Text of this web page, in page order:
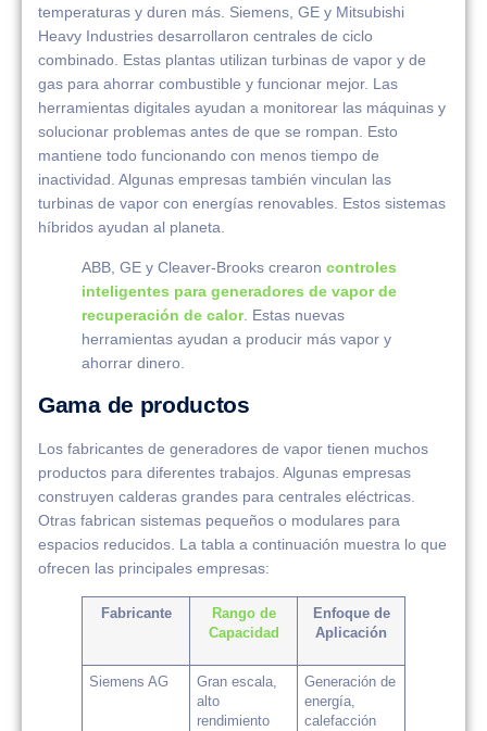
temperaturas y duren más. Siemens, GE y Mitsubishi
Heavy Industries desarrollaron centrales de ciclo
combinado. Estas plantas utilizan turbinas de vapor y de
gas para ahorrar combustible y funcionar mejor. Las
herramientas digitales ayudan a monitorear las máquinas y
solucionar problemas antes de que se rompan. Esto
mantiene todo funcionando con menos tiempo de
inactividad. Algunas empresas también vinculan las
turbinas de vapor con energías renovables. Estos sistemas
híbridos ayudan al planeta.
ABB, GE y Cleaver-Brooks crearon controles
inteligentes para generadores de vapor de
recuperación de calor. Estas nuevas
herramientas ayudan a producir más vapor y
ahorrar dinero.
Gama de productos
Los fabricantes de generadores de vapor tienen muchos
productos para diferentes trabajos. Algunas empresas
construyen calderas grandes para centrales eléctricas.
Otras fabrican sistemas pequeños o modulares para
espacios reducidos. La tabla a continuación muestra lo que
ofrecen las principales empresas:
Fabricante
Rango de
Capacidad
Enfoque de
Aplicación
Siemens AG
Gran escala,
alto
rendimiento
Generación de
energía,
calefacción